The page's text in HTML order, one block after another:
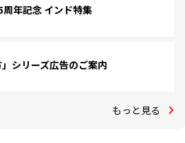
年記念 インド特集
」シリーズ広告のご案内
もっと見る